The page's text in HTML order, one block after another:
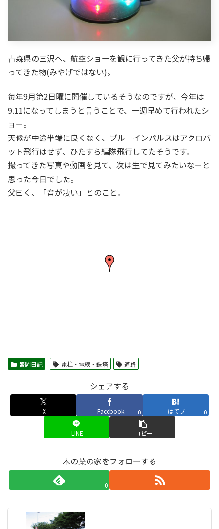
青森県の三沢へ、航空ショーを観に行ってきた父が持ち帰
ってきた物(みやげではない)。
毎年9月第2日曜に開催しているそうなのですが、今年は
9.11になってしまうと言うことで、一週早めて行われたシ
ョー。
天候が中途半端に良くなく、ブルーインパルスはアクロバ
ット飛行はせず、ひたすら編隊飛行してたそうです。
撮ってきた写真や動画を見て、次は生で見てみたいなーと
思った今日でした。
父曰く、「音が凄い」とのこと。
盛岡日記 電柱・電線・鉄塔 道路
シェアする
X Facebook 0 はてブ 0
LINE コピー
木の葉の家をフォローする
0